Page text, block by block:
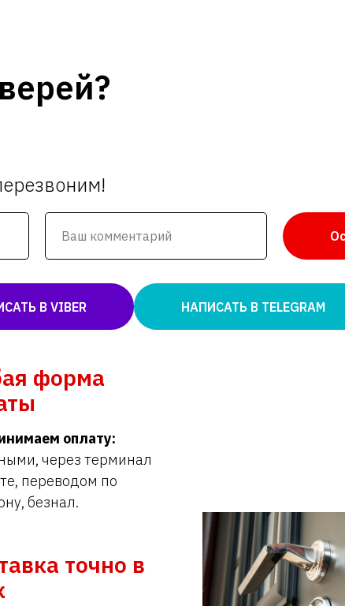
В VIBER НАПИСАТЬ В TELEGRAM
форма
оплату:
через терминал
переводом по
безнал.
точно в